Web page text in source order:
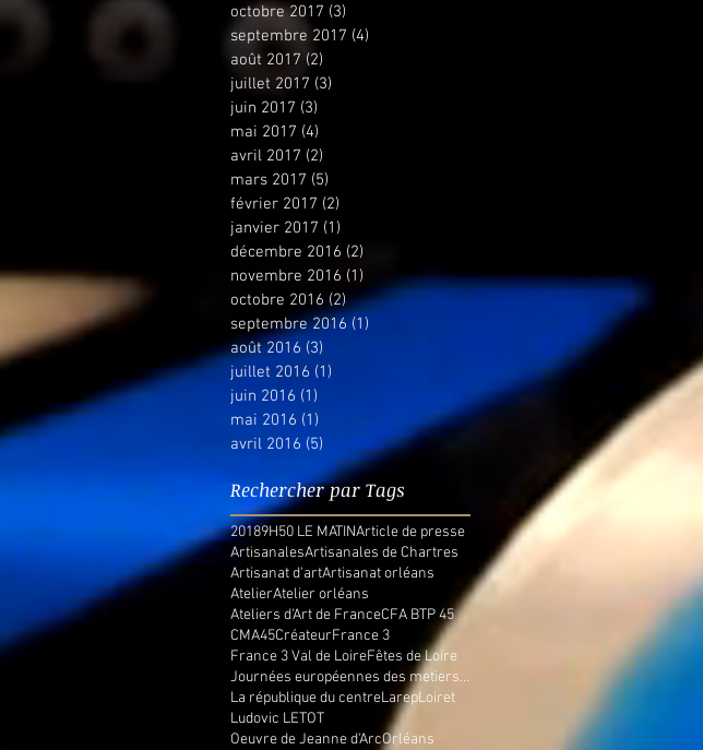
octobre 2017 (3)
septembre 2017 (4)
août 2017 (2)
juillet 2017 (3)
juin 2017 (3)
mai 2017 (4)
avril 2017 (2)
mars 2017 (5)
février 2017 (2)
janvier 2017 (1)
décembre 2016 (2)
novembre 2016 (1) 1 post
octobre 2016 (2)2 posts
septembre 2016 (1)
août 2016 (3)
juillet 2016 (1)
juin 2016 (1)
mai 2016 (1)
avril 2016 (5) 5 posts
Rechercher par Tags
20189H50 LE MATINArticle de presse
ArtisanalesArtisanales de Chartres
Artisanat d'artArtisanat orléans
AtelierAtelier orléans
Ateliers d'Art de FranceCFA BTP 45
CMA45CréateurFrance 3
France 3 Val de LoireFêtes de Loire
Journées européennes des metiers d'art
La république du centreLarepLoiret
Ludovic LETOT
Oeuvre de Jeanne d'ArcOrléans